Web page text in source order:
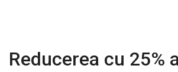
Reducerea cu 25%